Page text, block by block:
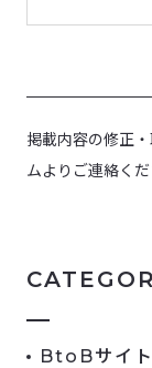
掲載内容の修正
ムよりご連絡くだ
BtoBサイト